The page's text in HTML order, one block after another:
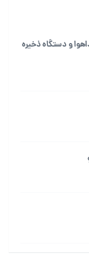
و دستگاه ذخیره